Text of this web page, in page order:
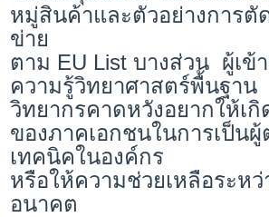
หมู่สินค้าและตัวอย่างการตั
ข่าย
ตาม EU List บางส่วน ผู้เข้
ความรู้วิทยาศาสตร์พื้นฐาน
วิทยากรคาดหวังอยากให้เ
ของภาคเอกชนในการเป็น
เทคนิคในองค์กร
หรือให้ความช่วยเหลือระห
อนาคต